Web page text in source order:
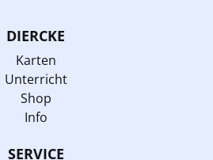
DIERCKE
Karten
Unterricht
Shop
Info
SERVICE